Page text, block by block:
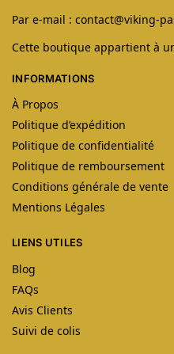
Par e-mail : contact@viking-
Cette boutique appartient à
INFORMATIONS
À Propos
Politique d’expédition
Politique de confidentialité
Politique de remboursement
Conditions générale de vente
Mentions Légales
LIENS UTILES
Blog
FAQs
Avis Clients
Suivi de colis